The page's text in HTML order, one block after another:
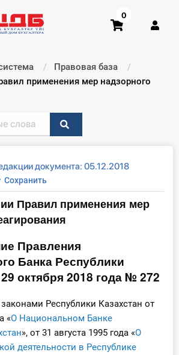
0
Правовая база
применения мер надзорного
документа: 05.12.2018
Сохранить
Правил применения мер
Правления
Банка Республики
октября 2018 года № 272
Республики Казахстан от
«О Национальном Банке
», от 31 августа 1995 года «О
деятельности в Республике